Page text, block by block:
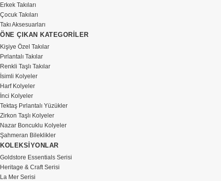
Erkek Takıları
Çocuk Takıları
Takı Aksesuarları
ÖNE ÇIKAN KATEGORİLER
Kişiye Özel Takılar
Pırlantalı Takılar
Renkli Taşlı Takılar
İsimli Kolyeler
Harf Kolyeler
İnci Kolyeler
Tektaş Pırlantalı Yüzükler
Zirkon Taşlı Kolyeler
Nazar Boncuklu Kolyeler
Şahmeran Bileklikler
KOLEKSİYONLAR
Goldstore Essentials Serisi
Heritage & Craft Serisi
La Mer Serisi